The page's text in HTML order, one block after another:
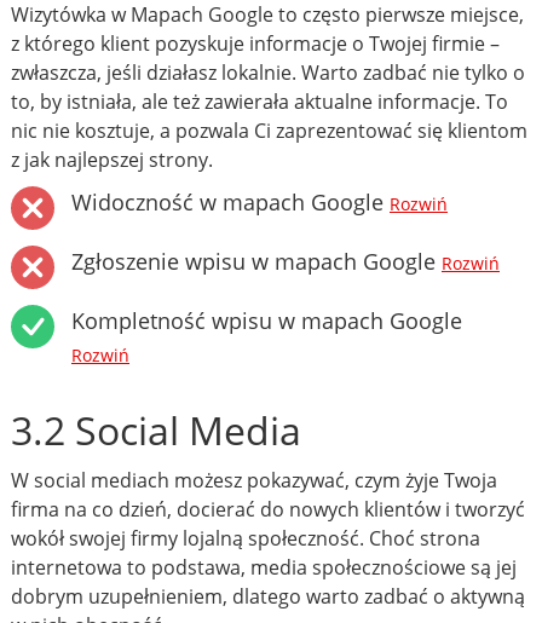
Wizytówka w Mapach Google to często pierwsze miejsce,
z którego klient pozyskuje informacje o Twojej firmie –
zwłaszcza, jeśli działasz lokalnie. Warto zadbać nie tylko o
to, by istniała, ale też zawierała aktualne informacje. To
nic nie kosztuje, a pozwala Ci zaprezentować się klientom
z jak najlepszej strony.
Widoczność w mapach Google Rozwiń
Zgłoszenie wpisu w mapach Google Rozwiń
Kompletność wpisu w mapach Google
Rozwiń
3.2 Social Media
W social mediach możesz pokazywać, czym żyje Twoja
firma na co dzień, docierać do nowych klientów i tworzyć
wokół swojej firmy lojalną społeczność. Choć strona
internetowa to podstawa, media społecznościowe są jej
dobrym uzupełnieniem, dlatego warto zadbać o aktywną